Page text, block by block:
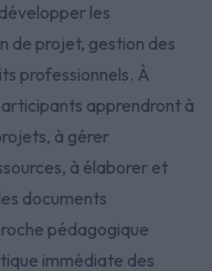
les
de projet, gestion des
professionnels. À
apprendront à
à gérer
à élaborer et
documents
pédagogique
immédiate des